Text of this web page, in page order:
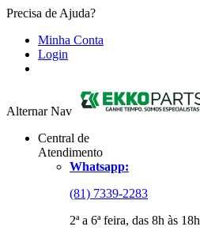
Precisa de Ajuda?
Minha Conta
Login
Alternar Nav
Central de
Atendimento
Whatsapp:
(81) 7339-2283
2ª a 6ª feira, das 8h às 18h